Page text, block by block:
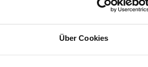
Über Cookies
ISBN 978-3-7489-3713-5
VAT may vary at checkout.